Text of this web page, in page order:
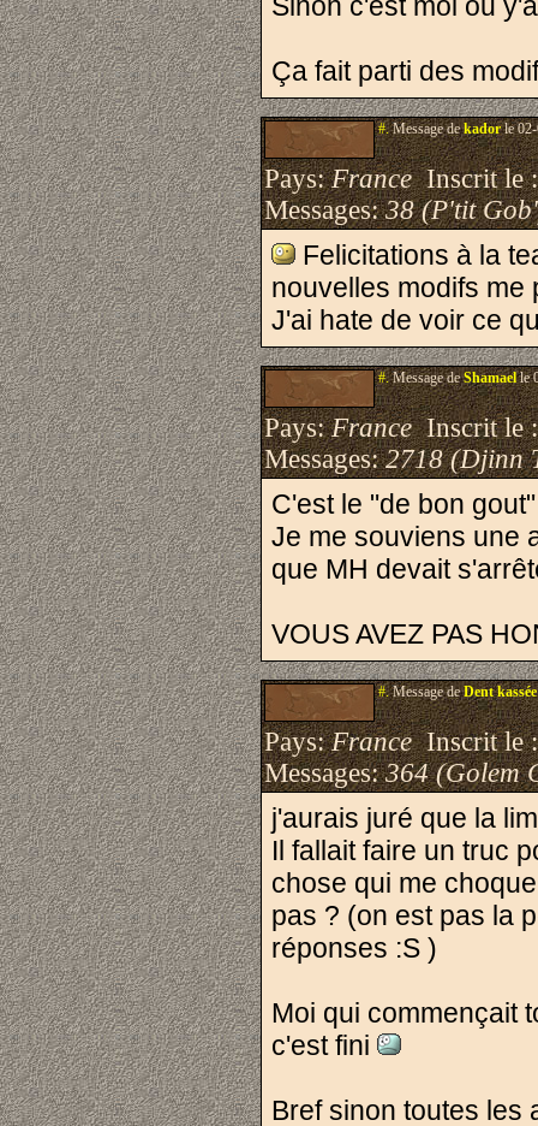
Ça fait parti des
#.Message dekadorle 02-
Pays:FranceInscrit le
Messages:38 (P'tit
Felicitations à la
nouvelles modifs me
J'ai hate de voir ce
#.Message deShamaelle
Pays:FranceInscrit le
Messages:2718 (Djinn
C'est le "de bon
Je me souviens une
que MH devait
VOUS AVEZ PAS
#.Message deDent kassée
Pays:FranceInscrit le
Messages:364 (Golem
j'aurais juré que la
Il fallait faire un truc
chose qui me
pas ? (on est pas la
réponses :S )
Moi qui commençait
c'est fini
Bref sinon toutes les